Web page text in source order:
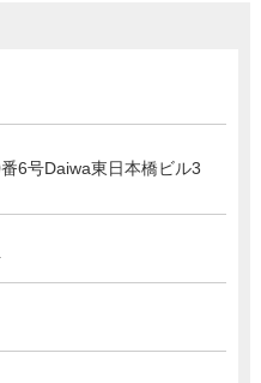
6号Daiwa東日本橋ビル3